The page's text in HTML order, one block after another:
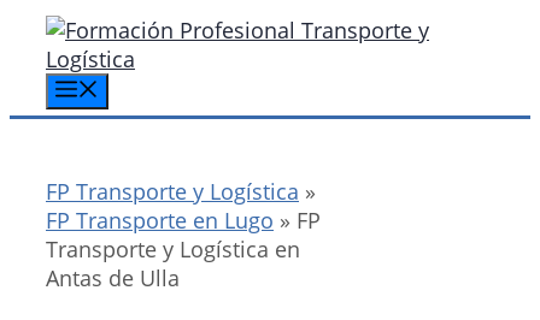
Saltar
contenido
FP Transporte y Logística »
FP Transporte en Lugo » FP
Transporte y Logística en
Antas de Ulla